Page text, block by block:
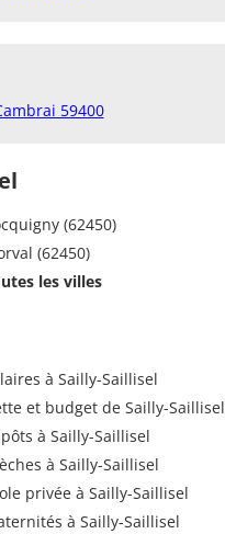
59400
(62450)
(62450)
les villes
à Sailly-Saillisel
et budget de Sailly-Saillisel
à Sailly-Saillisel
à Sailly-Saillisel
privée à Sailly-Saillisel
à Sailly-Saillisel